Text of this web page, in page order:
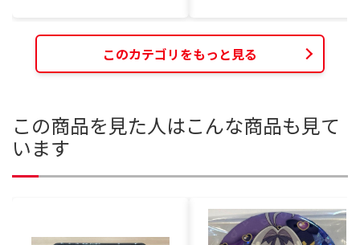
このカテゴリをもっと見る
この商品を見た人はこんな商品も見て
います